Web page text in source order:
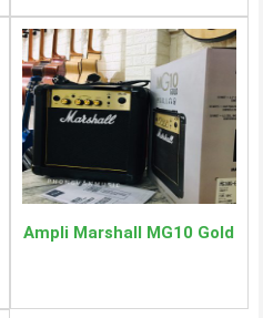
Ampli Marshall MG10 Gold